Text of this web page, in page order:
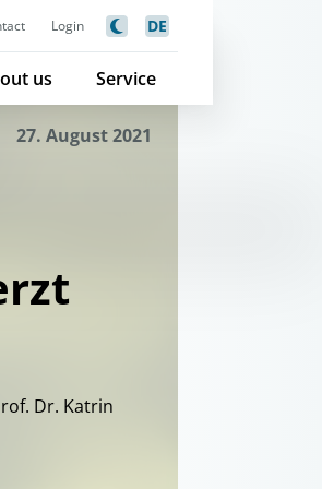
Login DE
us Service
27. August 2021
Dr. Katrin